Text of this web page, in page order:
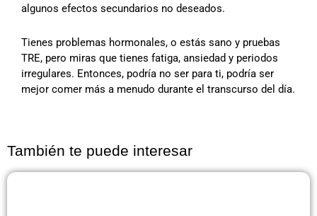
algunos efectos secundarios no deseados.
Tienes problemas hormonales, o estás sano y pruebas
TRE, pero miras que tienes fatiga, ansiedad y periodos
irregulares. Entonces, podría no ser para ti, podría ser
mejor comer más a menudo durante el transcurso del día.
También te puede interesar